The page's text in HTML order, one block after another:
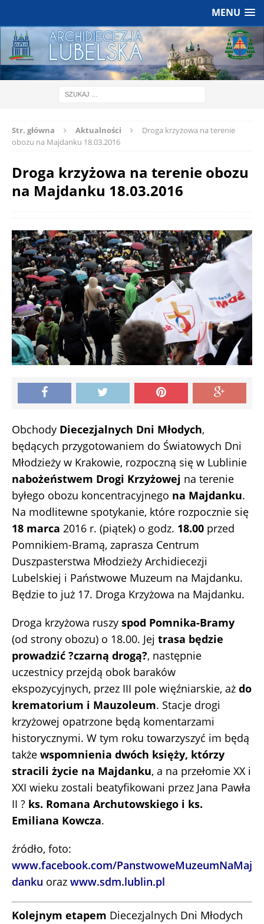
MENU
Str. główna Aktualności
Droga krzyżowa na terenie
obozu na Majdanku 18.03.2016
Droga krzyżowa na terenie obozu
na Majdanku 18.03.2016
Obchody Diecezjalnych Dni Młodych,
będących przygotowaniem do Światowych Dni
Młodzieży w Krakowie, rozpoczną się w Lublinie
nabożeństwem Drogi Krzyżowej na terenie
byłego obozu koncentracyjnego na Majdanku.
Na modlitewne spotykanie, które rozpocznie się
18 marca 2016 r. (piątek) o godz. 18.00 przed
Pomnikiem-Bramą, zaprasza Centrum
Duszpasterstwa Młodzieży Archidiecezji
Lubelskiej i Państwowe Muzeum na Majdanku.
Będzie to już 17. Droga Krzyżowa na Majdanku.
Droga krzyżowa ruszy spod Pomnika-Bramy
(od strony obozu) o 18.00. Jej trasa będzie
prowadzić ?czarną drogą?, następnie
uczestnicy przejdą obok baraków
ekspozycyjnych, przez III pole więźniarskie, aż do
krematorium i Mauzoleum. Stacje drogi
krzyżowej opatrzone będą komentarzami
historycznymi. W tym roku towarzyszyć im będą
także wspomnienia dwóch księży, którzy
stracili życie na Majdanku, a na przełomie XX i
XXI wieku zostali beatyfikowani przez Jana Pawła
II ? ks. Romana Archutowskiego i ks.
Emiliana Kowcza.
źródło, foto:
www.facebook.com/PanstwoweMuzeumNaMaj
danku oraz www.sdm.lublin.pl
Kolejnym etapem Diecezjalnych Dni Młodych